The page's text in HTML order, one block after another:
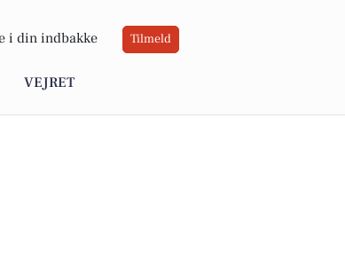
i din indbakke Tilmeld
VEJRET